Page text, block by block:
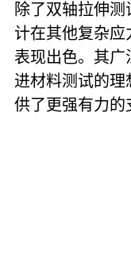
除了双轴拉伸
计在其他复杂
表现出色。其
进材料测试的
供了更强有力的